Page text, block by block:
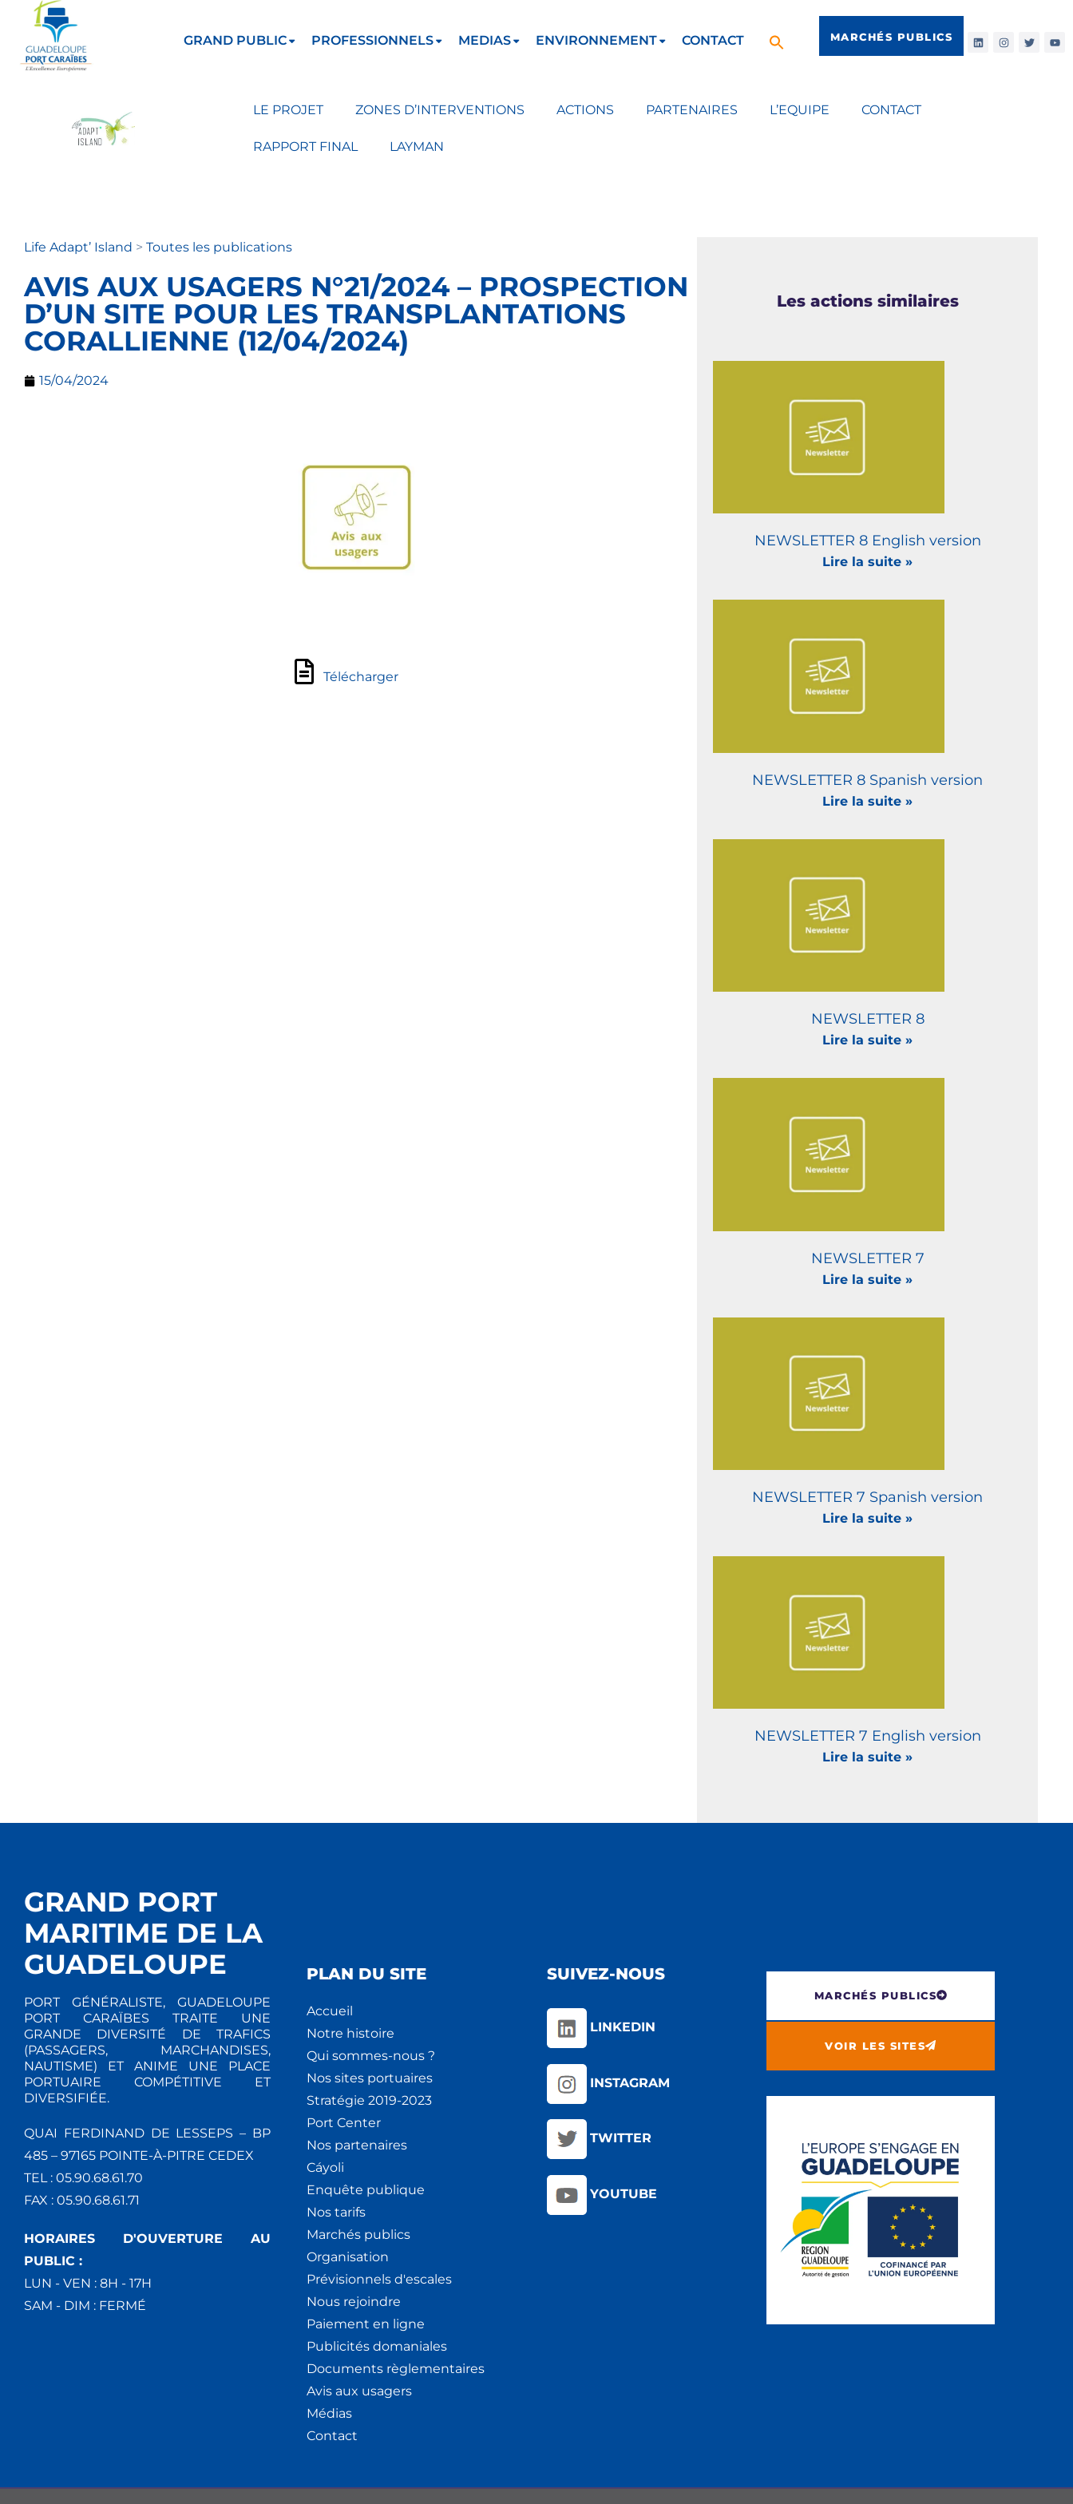
GRAND PUBLIC PROFESSIONNELS MEDIAS ENVIRONNEMENT CONTACT MARCHÉS PUBLICS
LE PROJET ZONES D’INTERVENTIONS ACTIONS PARTENAIRES L’EQUIPE CONTACT
RAPPORT FINAL LAYMAN
Life Adapt’ Island > Toutes les publications
AVIS AUX USAGERS N°21/2024 – PROSPECTION
D’UN SITE POUR LES TRANSPLANTATIONS
CORALLIENNE (12/04/2024)
15/04/2024
Télécharger
Les actions similaires
NEWSLETTER 8 English version
Lire la suite »
NEWSLETTER 8 Spanish version
Lire la suite »
NEWSLETTER 8
Lire la suite »
NEWSLETTER 7
Lire la suite »
NEWSLETTER 7 Spanish version
Lire la suite »
NEWSLETTER 7 English version
Lire la suite »
GRAND PORT
MARITIME DE LA
GUADELOUPE
PORT GÉNÉRALISTE, GUADELOUPE
PORT CARAÏBES TRAITE UNE
GRANDE DIVERSITÉ DE TRAFICS
(PASSAGERS, MARCHANDISES,
NAUTISME) ET ANIME UNE PLACE
PORTUAIRE COMPÉTITIVE ET
DIVERSIFIÉE.
QUAI FERDINAND DE LESSEPS – BP
485 – 97165 POINTE-À-PITRE CEDEX
TEL : 05.90.68.61.70
FAX : 05.90.68.61.71
HORAIRES D'OUVERTURE AU
PUBLIC :
LUN - VEN : 8H - 17H
SAM - DIM : FERMÉ
PLAN DU SITE
Accueil
Notre histoire
Qui sommes-nous ?
Nos sites portuaires
Stratégie 2019-2023
Port Center
Nos partenaires
Cáyoli
Enquête publique
Nos tarifs
Marchés publics
Organisation
Prévisionnels d'escales
Nous rejoindre
Paiement en ligne
Publicités domaniales
Documents règlementaires
Avis aux usagers
Médias
Contact
SUIVEZ-NOUS
LINKEDIN
INSTAGRAM
TWITTER
YOUTUBE
MARCHÉS PUBLICS
VOIR LES SITES